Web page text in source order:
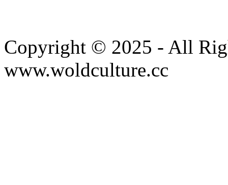
Copyright © 2025 - All
www.woldculture.cc